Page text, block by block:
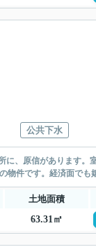
公共下水
、原信があります。
件です。経済面でも
土地面積
63.31㎡